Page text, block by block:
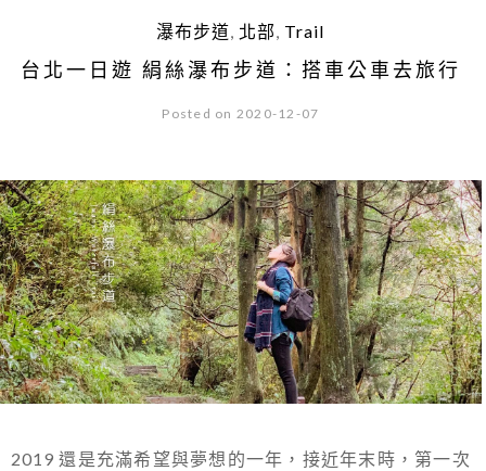
瀑布步道, 北部, Trail
台北一日遊 絹絲瀑布步道：搭車公車去旅行
Posted on 2020-12-07
2019 還是充滿希望與夢想的一年，接近年末時，第一次